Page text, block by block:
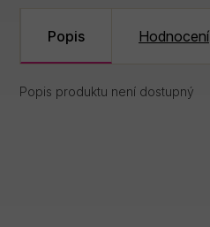
Popis Hodnocení
Popis produktu není dostupný